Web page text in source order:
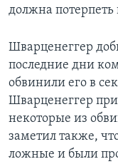
должна
Шварценеггер
последние дни
обвинили его в
Шварценеггер
некоторые из
заметил также,
ложные и были